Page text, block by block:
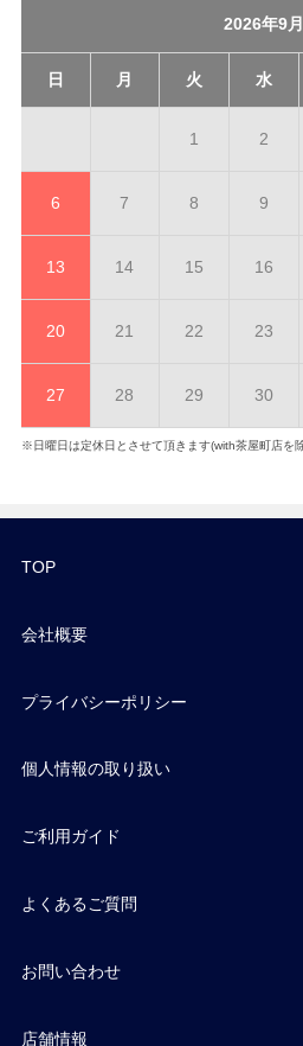
2026年9月
日 月 火 水
1 2
6 7 8 9
13 14 15 16
20 21 22 23
27 28 29 30
※日曜日は定休日とさせて頂きます(with茶屋町店を
TOP
会社概要
プライバシーポリシー
個人情報の取り扱い
ご利用ガイド
よくあるご質問
お問い合わせ
店舗情報